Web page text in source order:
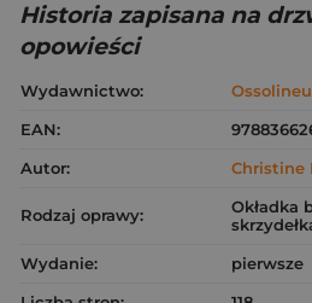
Historia zapisana na
opowieści
Wydawnictwo:
EAN:
Autor:
Christine
Rodzaj oprawy:
Okładka
Wydanie:
pierwsze